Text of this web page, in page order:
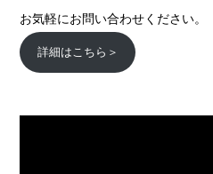
お気軽にお問い合わせください。
詳細はこちら＞